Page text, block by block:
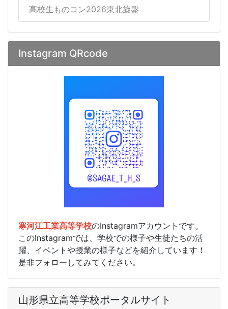
高校生ものコン2026東北旋盤
Instagram QRcode
寒河江工業高等学校のInstagramアカウントです。
このInstagramでは、学校での様子や生徒たちの活
躍、イベントや授業の様子などを紹介しています！
是非フォローしてみてください。
山形県立高等学校ポータルサイト